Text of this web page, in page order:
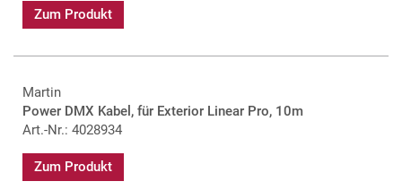
Zum Produkt
Martin
Power DMX Kabel, für Exterior Linear Pro, 10m
Art.-Nr.: 4028934
Zum Produkt